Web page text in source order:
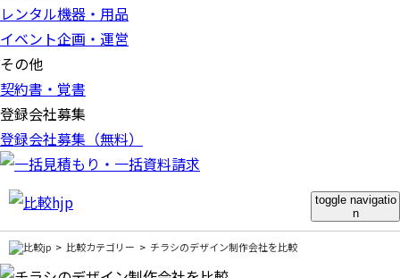
レンタル機器・用品
イベント企画・運営
その他
契約書・覚書
登録会社募集
登録会社募集（無料）
toggle navigatio
n
比較カテゴリー チラシのデザイン制作会社を比較